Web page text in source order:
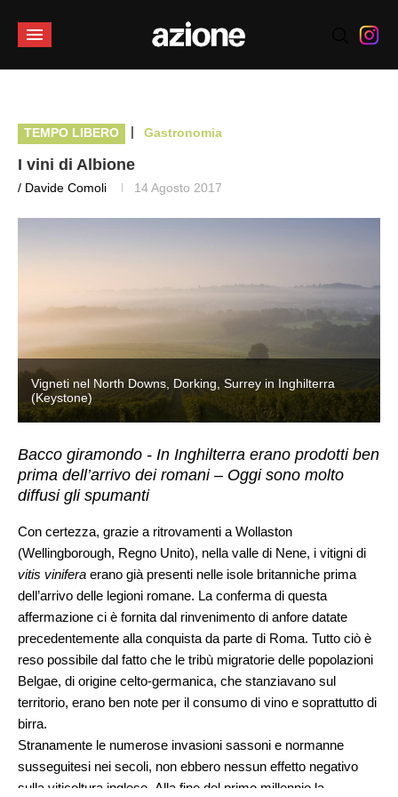
TEMPO LIBERO | Gastronomia
I vini di Albione
/ Davide Comoli 14 Agosto 2017
Vigneti nel North Downs, Dorking, Surrey in Inghilterra
(Keystone)
Bacco giramondo - In Inghilterra erano prodotti ben
prima dell’arrivo dei romani – Oggi sono molto
diffusi gli spumanti
Con certezza, grazie a ritrovamenti a Wollaston
(Wellingborough, Regno Unito), nella valle di Nene, i vitigni di
vitis vinifera erano già presenti nelle isole britanniche prima
dell’arrivo delle legioni romane. La conferma di questa
affermazione ci è fornita dal rinvenimento di anfore datate
precedentemente alla conquista da parte di Roma. Tutto ciò è
reso possibile dal fatto che le tribù migratorie delle popolazioni
Belgae, di origine celto-germanica, che stanziavano sul
territorio, erano ben note per il consumo di vino e soprattutto di
birra.
Stranamente le numerose invasioni sassoni e normanne
susseguitesi nei secoli, non ebbero nessun effetto negativo
sulla viticoltura inglese. Alla fine del primo millennio la